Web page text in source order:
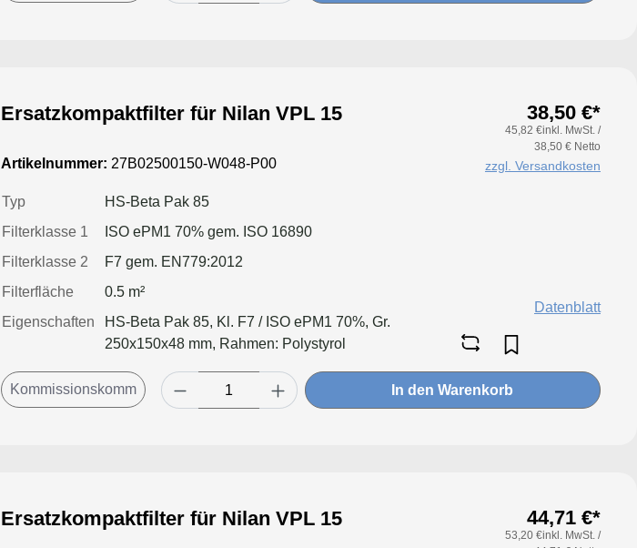
Ersatzkompaktfilter für Nilan VPL 15
Artikelnummer: 27B02500150-W048-P00
Typ
HS-Beta Pak 85
Filterklasse 1
ISO ePM1 70% gem. ISO 16890
Filterklasse 2
F7 gem. EN779:2012
Filterfläche
0.5 m²
Eigenschaften
HS-Beta Pak 85, Kl. F7 / ISO ePM1 70%, Gr.
250x150x48 mm, Rahmen: Polystyrol
38,50 €*
45,82 €inkl. MwSt. /
38,50 € Netto
zzgl. Versandkosten
Datenblatt
In den Warenkorb
Ersatzkompaktfilter für Nilan VPL 15 44,71 €*
53,20 €inkl. MwSt. /